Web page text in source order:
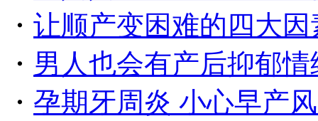
・ 让顺产变困难的四大因
・ 男人也会有产后抑郁
・ 孕期牙周炎 小心早产